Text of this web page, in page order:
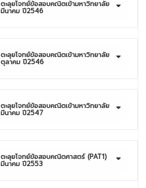
ตะลุยโจทย์ข้อสอบคณิตเข้ามหาวิทยาลัย
มีนาคม ปี2546
ตะลุยโจทย์ข้อสอบคณิตเข้ามหาวิทยาลัย
ตุลาคม ปี2546
ตะลุยโจทย์ข้อสอบคณิตเข้ามหาวิทยาลัย
มีนาคม ปี2547
ตะลุยโจทย์ข้อสอบคณิตศาสตร์ (PAT1)
มีนาคม ปี2553